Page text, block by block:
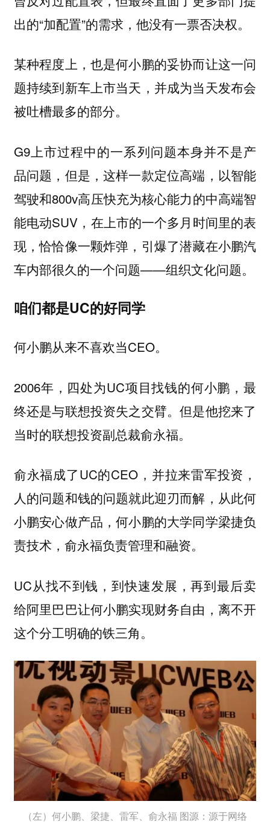
出的“加配置”的需求，他没有一票否决权。
某种程度上，也是何小鹏的妥协而让这一问
题持续到新车上市当天，并成为当天发布会
被吐槽最多的部分。
G9上市过程中的一系列问题本身并不是产
品问题，但是，这样一款定位高端，以智能
驾驶和800v高压快充为核心能力的中高端智
能电动SUV，在上市的一个多月时间里的表
现，恰恰像一颗炸弹，引爆了潜藏在小鹏汽
车内部很久的一个问题——组织文化问题。
咱们都是UC的好同学
何小鹏从来不喜欢当CEO。
2006年，四处为UC项目找钱的何小鹏，最
终还是与联想投资失之交臂。但是他挖来了
当时的联想投资副总裁俞永福。
俞永福成了UC的CEO，并拉来雷军投资，
人的问题和钱的问题就此迎刃而解，从此何
小鹏安心做产品，何小鹏的大学同学梁捷负
责技术，俞永福负责管理和融资。
UC从找不到钱，到快速发展，再到最后卖
给阿里巴巴让何小鹏实现财务自由，离不开
这个分工明确的铁三角。
（左）何小鹏、梁捷、雷军、俞永福 图源：源于网络